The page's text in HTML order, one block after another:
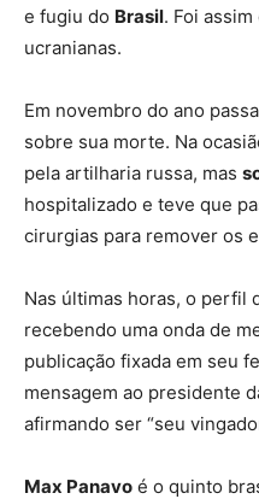
e fugiu do Brasil. Foi
ucranianas.
Em novembro do ano
sobre sua morte. Na
pela artilharia russa, mas
hospitalizado e teve que
cirurgias para remover os
Nas últimas horas, o perfil
recebendo uma onda de
publicação fixada em seu
mensagem ao presidente
afirmando ser “seu
Max Panavo é o quinto